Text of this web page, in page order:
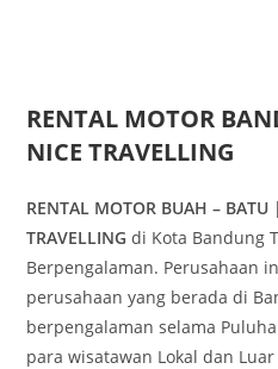
RENTAL MOTOR
NICE TRAVELLING
RENTAL MOTOR BUAH –
TRAVELLING di Kota Bandung
Berpengalaman. Perusahaan
perusahaan yang berada di
berpengalaman selama
para wisatawan Lokal dan